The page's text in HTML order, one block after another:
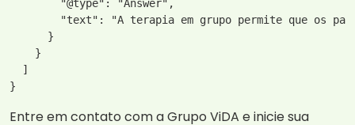
        "@type": "Answer",
"text": "A terapia em grupo permite que os
      }
    }
  ]
Entre em contato com a Grupo ViDA e inicie sua